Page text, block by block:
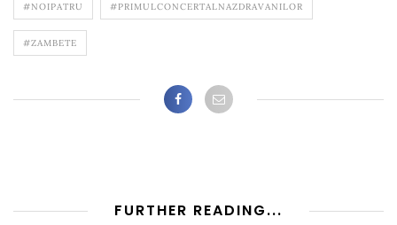
#NOIPATRU #PRIMULCONCERTALNAZDRAVANILOR
#ZAMBETE
FURTHER READING...